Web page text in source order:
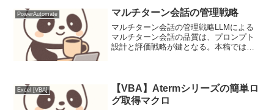
たもの。今回は、VBA上で登録・削除・
変...
PowerAutomate マルチターン会話の管理戦略
マルチターン会話の管理戦略LLMによる
マルチターン会話の品質は、プロンプト
設計と評価戦略が鍵となる。本稿では具
ヒアリング...
Excel [VBA]
【VBA】Atermシリーズの簡単ロ
グ取得マクロ